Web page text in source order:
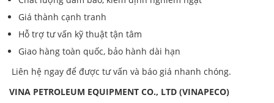
Giá thành cạnh tranh
Hỗ trợ tư vấn kỹ thuật tận tâm
Giao hàng toàn quốc, bảo hành dài hạn
Liên hệ ngay để được tư vấn và báo giá nhanh chóng.
VINA PETROLEUM EQUIPMENT CO., LTD (VINAPECO)